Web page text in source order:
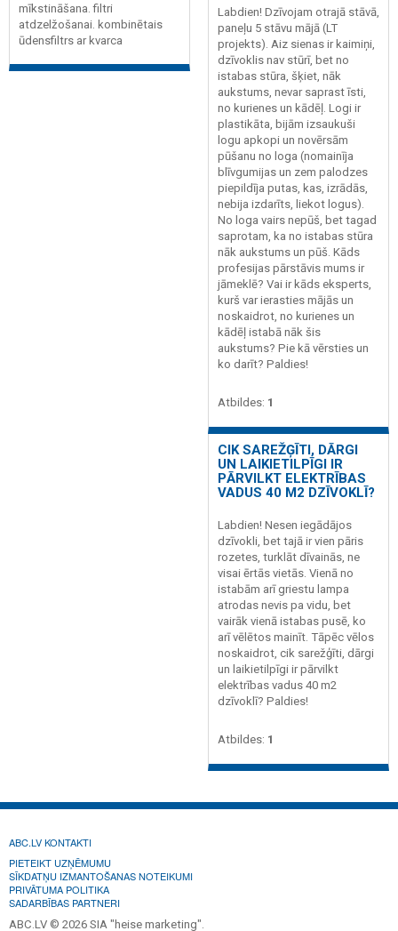
mīkstināšana. filtri
atdzelžošanai. kombinētais
ūdensfiltrs ar kvarca
Labdien! Dzīvojam otrajā stāvā,
paneļu 5 stāvu mājā (LT
projekts). Aiz sienas ir kaimiņi,
dzīvoklis nav stūrī, bet no
istabas stūra, šķiet, nāk
aukstums, nevar saprast īsti,
no kurienes un kādēļ. Logi ir
plastikāta, bijām izsaukuši
logu apkopi un novērsām
pūšanu no loga (nomainīja
blīvgumijas un zem palodzes
piepildīja putas, kas, izrādās,
nebija izdarīts, liekot logus).
No loga vairs nepūš, bet tagad
saprotam, ka no istabas stūra
nāk aukstums un pūš. Kāds
profesijas pārstāvis mums ir
jāmeklē? Vai ir kāds eksperts,
kurš var ierasties mājās un
noskaidrot, no kurienes un
kādēļ istabā nāk šis
aukstums? Pie kā vērsties un
ko darīt? Paldies!
Atbildes: 1
CIK SAREŽĢĪTI, DĀRGI
UN LAIKIETILPĪGI IR
PĀRVILKT ELEKTRĪBAS
VADUS 40 M2 DZĪVOKLĪ?
Labdien! Nesen iegādājos
dzīvokli, bet tajā ir vien pāris
rozetes, turklāt dīvainās, ne
visai ērtās vietās. Vienā no
istabām arī griestu lampa
atrodas nevis pa vidu, bet
vairāk vienā istabas pusē, ko
arī vēlētos mainīt. Tāpēc vēlos
noskaidrot, cik sarežģīti, dārgi
un laikietilpīgi ir pārvilkt
elektrības vadus 40 m2
dzīvoklī? Paldies!
Atbildes: 1
ABC.LV KONTAKTI
PIETEIKT UZŅĒMUMU
SĪKDATŅU IZMANTOŠANAS NOTEIKUMI
PRIVĀTUMA POLITIKA
SADARBĪBAS PARTNERI
ABC.LV © 2026 SIA "heise marketing".